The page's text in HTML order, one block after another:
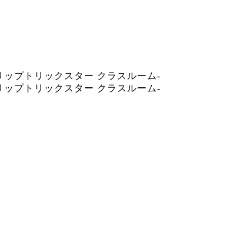
プトリックスター クラスルーム-
プトリックスター クラスルーム-